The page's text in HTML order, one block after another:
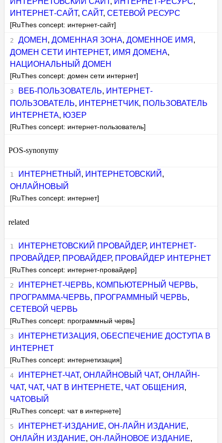
ИНТЕРНЕТ-САЙТ,САЙТ,СЕТЕВОЙ РЕСУРС
[RuThes concept: интернет-сайт]
ДОМЕН , ДОМЕННАЯ ЗОНА, ДОМЕННОЕ ИМЯ ,
ДОМЕН СЕТИ ИНТЕРНЕТ, ИМЯ ДОМЕНА,
НАЦИОНАЛЬНЫЙ ДОМЕН
[RuThes concept: домен сети интернет]
ВЕБ-ПОЛЬЗОВАТЕЛЬ, ИНТЕРНЕТ-
ПОЛЬЗОВАТЕЛЬ, ИНТЕРНЕТЧИК, ПОЛЬЗОВАТЕЛЬ
ИНТЕРНЕТА, ЮЗЕР
[RuThes concept: интернет-пользователь]
POS-synonymy
ИНТЕРНЕТНЫЙ , ИНТЕРНЕТОВСКИЙ ,
ОНЛАЙНОВЫЙ
[RuThes concept: интернет]
related
ИНТЕРНЕТОВСКИЙ ПРОВАЙДЕР, ИНТЕРНЕТ-
ПРОВАЙДЕР, ПРОВАЙДЕР, ПРОВАЙДЕР ИНТЕРНЕТ
[RuThes concept: интернет-провайдер]
ИНТЕРНЕТ-ЧЕРВЬ, КОМПЬЮТЕРНЫЙ ЧЕРВЬ,
ПРОГРАММА-ЧЕРВЬ, ПРОГРАММНЫЙ ЧЕРВЬ,
СЕТЕВОЙ ЧЕРВЬ
[RuThes concept: программный червь]
ИНТЕРНЕТИЗАЦИЯ , ОБЕСПЕЧЕНИЕ ДОСТУПА В
ИНТЕРНЕТ
[RuThes concept: интернетизация]
ИНТЕРНЕТ-ЧАТ, ОНЛАЙНОВЫЙ ЧАТ, ОНЛАЙН-
ЧАТ, ЧАТ, ЧАТ В ИНТЕРНЕТЕ, ЧАТ ОБЩЕНИЯ ,
ЧАТОВЫЙ
[RuThes concept: чат в интернете]
ИНТЕРНЕТ-ИЗДАНИЕ, ОН-ЛАЙН ИЗДАНИЕ,
ОНЛАЙН ИЗДАНИЕ,ОН-ЛАЙНОВОЕ ИЗДАНИЕ,